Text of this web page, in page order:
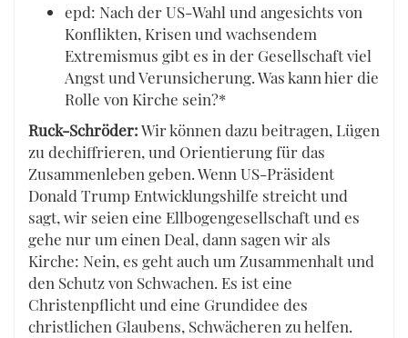
epd: Nach der US-Wahl und angesichts von
Konflikten, Krisen und wachsendem
Extremismus gibt es in der Gesellschaft viel
Angst und Verunsicherung. Was kann hier die
Rolle von Kirche sein?*
Ruck-Schröder:Wir können dazu beitragen, Lügen
zu dechiffrieren, und Orientierung für das
Zusammenleben geben. Wenn US-Präsident
Donald Trump Entwicklungshilfe streicht und
sagt, wir seien eine Ellbogengesellschaft und es
gehe nur um einen Deal, dann sagen wir als
Kirche: Nein, es geht auch um Zusammenhalt und
den Schutz von Schwachen. Es ist eine
Christenpflicht und eine Grundidee des
christlichen Glaubens, Schwächeren zu helfen.